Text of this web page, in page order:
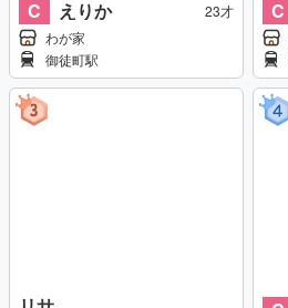
C えりか
23才
わが家
御徒町駅
C